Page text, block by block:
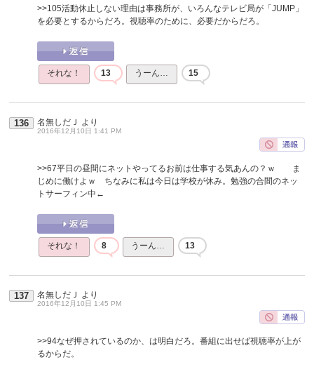
>>105活動休止しない理由は事務所が、いろんなテレビ局が「JUMP」
を必要とするからだろ。視聴率のために、必要だからだろ。
それな！ 13 うーん… 15
136 名無しだＪ より
2016年12月10日 1:41 PM
>>67平日の昼間にネットやってるお前は仕事する気あんの？ｗ ま
じめに働けよｗ ちなみに私は今日は学校が休み。勉強の合間のネッ
トサーフィン中←
それな！ 8 うーん… 13
137 名無しだＪ より
2016年12月10日 1:45 PM
>>94なぜ押されているのか、は明白だろ。番組に出せば視聴率が上が
るからだ。